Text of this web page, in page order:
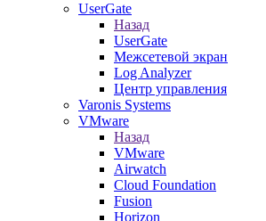
UserGate
Назад
UserGate
Межсетевой экран
Log Analyzer
Центр управления
Varonis Systems
VMware
Назад
VMware
Airwatch
Cloud Foundation
Fusion
Horizon